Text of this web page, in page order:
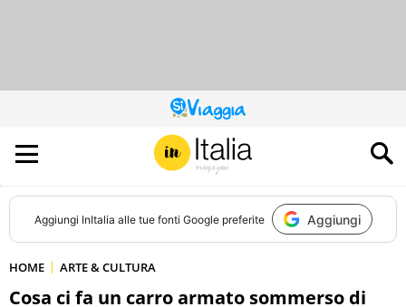
QUESTO
SITO
CONTRIBUISCE
ALL’AUDIENCE
DI
Aggiungi InItalia alle tue fonti Google preferite Aggiungi
HOME ARTE & CULTURA
Cosa ci fa un carro armato sommerso di